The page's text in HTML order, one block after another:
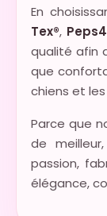
En
Tex®,
qualité afin
que
chiens et
Parce que
de
passion,
élégance,